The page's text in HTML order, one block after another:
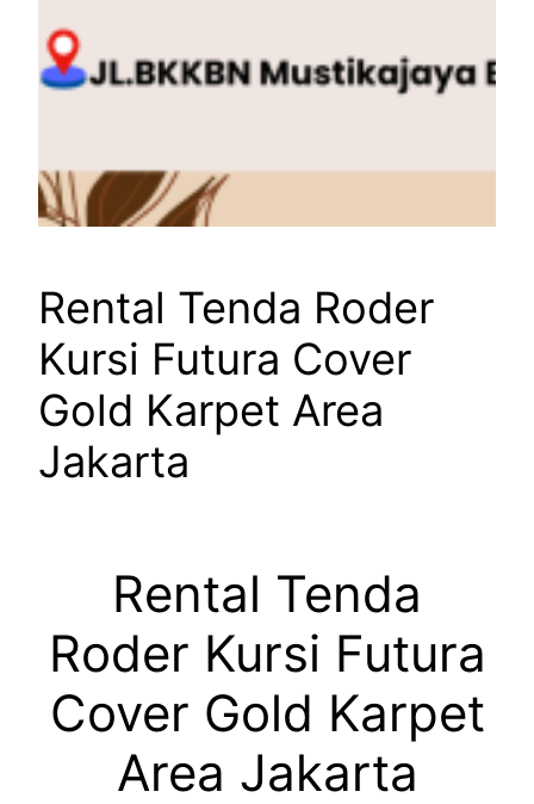
Rental Tenda Roder
Kursi Futura Cover
Gold Karpet Area
Jakarta
Rental Tenda
Roder Kursi Futura
Cover Gold Karpet
Area Jakarta